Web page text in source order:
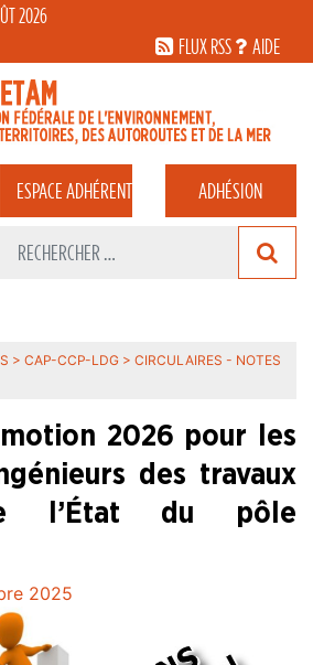
2026
FLUX RSS
AIDE
ESPACEADHÉRENT ADHÉSION
> CAP-CCP-LDG > CIRCULAIRES - NOTES
2026 pour les
des travaux
l’État du pôle
2025